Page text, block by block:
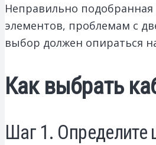
Неправильно
элементов, проблемам с
выбор должен опираться
Как выбрать
Шаг 1. Определите